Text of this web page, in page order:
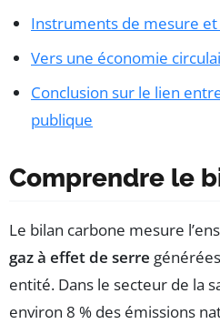
Instruments de mesure et
Vers une économie
Conclusion sur le lien
publique
Comprendre le
Le bilan carbone mesure
gaz à effet de serre
entité. Dans le secteur de la
environ 8 % des émissions